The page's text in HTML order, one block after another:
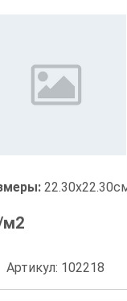
м2
Артикул: 102218